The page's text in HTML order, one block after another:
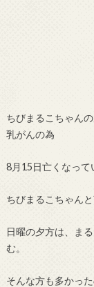
ちびまるこちゃん
乳がんの為
8月15日亡くなって
ちびまるこちゃん
日曜の夕方は、ま
む。
そんな方も多かっ